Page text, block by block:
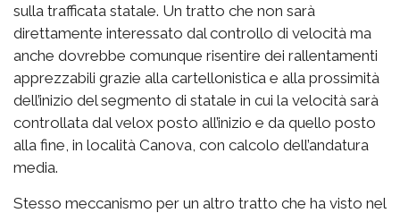
sulla trafficata statale. Un tratto che non sarà
direttamente interessato dal controllo di velocità ma
anche dovrebbe comunque risentire dei rallentamenti
apprezzabili grazie alla cartellonistica e alla prossimità
dell’inizio del segmento di statale in cui la velocità sarà
controllata dal velox posto all’inizio e da quello posto
alla fine, in località Canova, con calcolo dell’andatura
media.
Stesso meccanismo per un altro tratto che ha visto nel